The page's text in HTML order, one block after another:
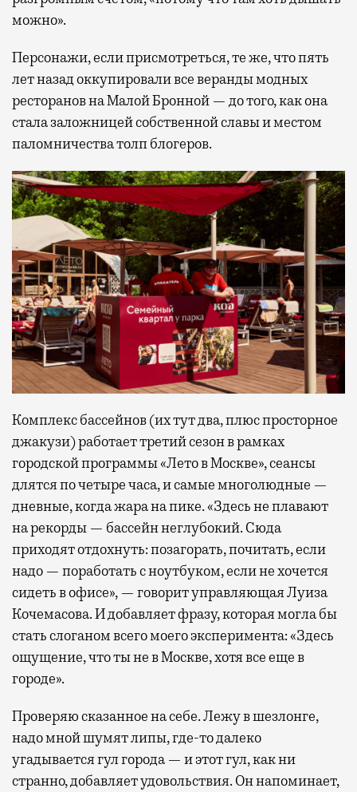
можно».
Персонажи, если присмотреться, те же, что пять
лет назад оккупировали все веранды модных
ресторанов на Малой Бронной — до того, как она
стала заложницей собственной славы и местом
паломничества толп блогеров.
Комплекс бассейнов (их тут два, плюс просторное
джакузи) работает третий сезон в рамках
городской программы «Лето в Москве», сеансы
длятся по четыре часа, и самые многолюдные —
дневные, когда жара на пике. «Здесь не плавают
на рекорды — бассейн неглубокий. Сюда
приходят отдохнуть: позагорать, почитать, если
надо — поработать с ноутбуком, если не хочется
сидеть в офисе», — говорит управляющая Луиза
Кочемасова. И добавляет фразу, которая могла бы
стать слоганом всего моего эксперимента: «Здесь
ощущение, что ты не в Москве, хотя все еще в
городе».
Проверяю сказанное на себе. Лежу в шезлонге,
надо мной шумят липы, где-то далеко
угадывается гул города — и этот гул, как ни
странно, добавляет удовольствия. Он напоминает,